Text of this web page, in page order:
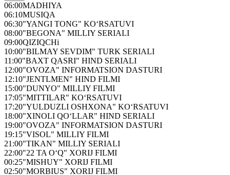
06:00MADHIYA
06:10MUSIQA
06:30"YANGI TONG" KO‘RSATUVI
08:00"BEGONA" MILLIY SERIALI
09:00QIZIQCHi
10:00"BILMAY SEVDIM" TURK SERIALI
11:00"BAXT QASRI" HIND SERIALI
12:00"OVOZA" INFORMATSION DASTURI
12:10"JENTLMEN" HIND FILMI
15:00"DUNYO" MILLIY FILMI
17:05"MITTILAR" KO‘RSATUVI
17:20"YULDUZLI OSHXONA" KO‘RSATUVI
18:00"XINOLI QO‘LLAR" HIND SERIALI
19:00"OVOZA" INFORMATSION DASTURI
19:15"VISOL" MILLIY FILMI
21:00"TIKAN" MILLIY SERIALI
22:00"22 TA O‘Q" XORIJ FILMI
00:25"MISHUY" XORIJ FILMI
02:50"MORBIUS" XORIJ FILMI